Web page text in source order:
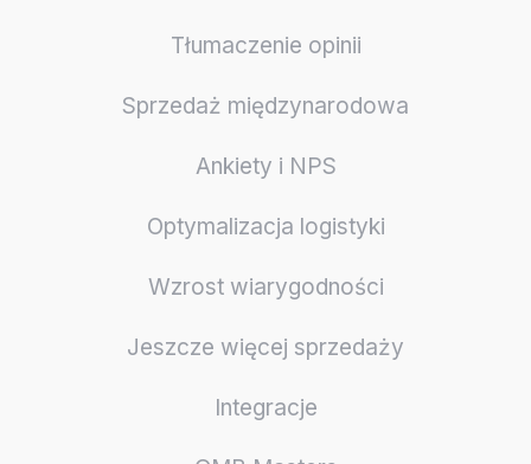
Tłumaczenie opinii
Sprzedaż międzynarodowa
Ankiety i NPS
Optymalizacja logistyki
Wzrost wiarygodności
Jeszcze więcej sprzedaży
Integracje